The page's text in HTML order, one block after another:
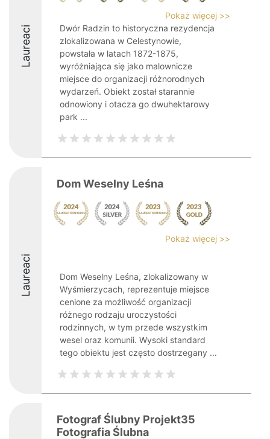
Laureaci
Pokaż więcej >>
Dwór Radzin to historyczna rezydencja
zlokalizowana w Celestynowie,
powstała w latach 1872-1875,
wyróżniająca się jako malownicze
miejsce do organizacji różnorodnych
wydarzeń. Obiekt został starannie
odnowiony i otacza go dwuhektarowy
park ...
Laureaci
Dom Weselny Leśna
Pokaż więcej >>
Dom Weselny Leśna, zlokalizowany w
Wyśmierzycach, reprezentuje miejsce
cenione za możliwość organizacji
różnego rodzaju uroczystości
rodzinnych, w tym przede wszystkim
wesel oraz komunii. Wysoki standard
tego obiektu jest często dostrzegany ...
Fotograf Ślubny Projekt35
Fotografia Ślubna